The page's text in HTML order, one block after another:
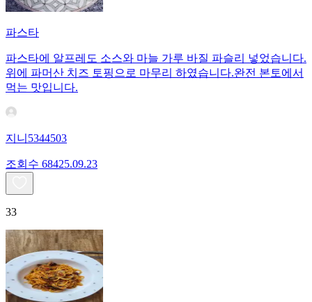
파스타
파스타에 알프레도 소스와 마늘 가루 바질 파슬리 넣었습니다.
위에 파머산 치즈 토핑으로 마무리 하였습니다.완전 본토에서
먹는 맛입니다.
지니5344503
조회수 68425.09.23
33